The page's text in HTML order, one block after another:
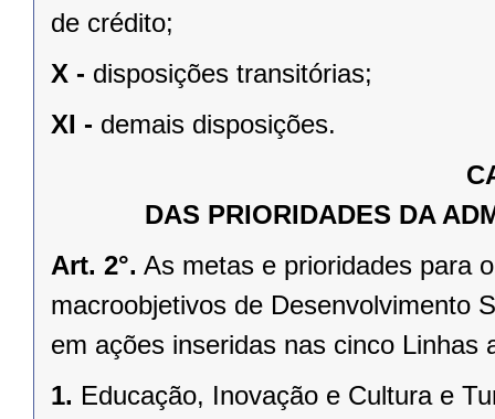
de crédito;
X - disposições transitórias;
XI - demais disposições.
DAS PRIORIDADES DA
Art. 2°. As metas e prioridades para
macroobjetivos de Desenvolvimento
em ações inseridas nas cinco Linhas
1. Educação, Inovação e Cultura e